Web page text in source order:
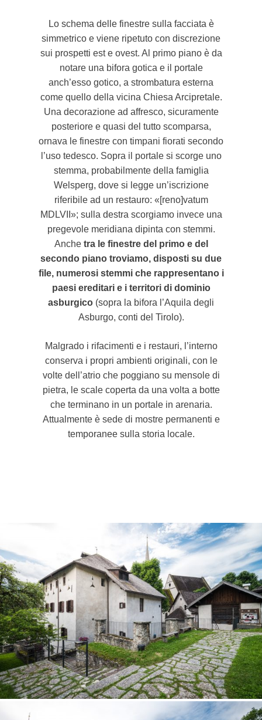
Lo schema delle finestre sulla facciata è
simmetrico e viene ripetuto con discrezione
sui prospetti est e ovest. Al primo piano è da
notare una bifora gotica e il portale
anch’esso gotico, a strombatura esterna
come quello della vicina Chiesa Arcipretale.
Una decorazione ad affresco, sicuramente
posteriore e quasi del tutto scomparsa,
ornava le finestre con timpani fiorati secondo
l’uso tedesco. Sopra il portale si scorge uno
stemma, probabilmente della famiglia
Welsperg, dove si legge un’iscrizione
riferibile ad un restauro: «[reno]vatum
MDLVII»; sulla destra scorgiamo invece una
pregevole meridiana dipinta con stemmi.
Anchetra le finestre del primo e del
secondo piano troviamo, disposti su due
file, numerosi stemmi che rappresentano i
paesi ereditari e i territori di dominio
asburgico (sopra la bifora l’Aquila degli
Asburgo, conti del Tirolo).
Malgrado i rifacimenti e i restauri, l’interno
conserva i propri ambienti originali, con le
volte dell’atrio che poggiano su mensole di
pietra, le scale coperta da una volta a botte
che terminano in un portale in arenaria.
Attualmente è sede di mostre permanenti e
temporanee sulla storia locale.